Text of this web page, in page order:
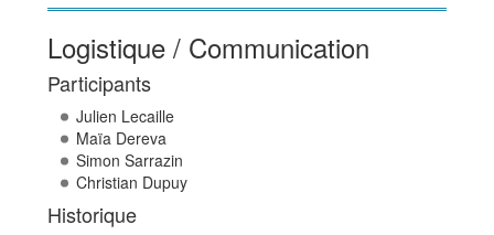
Logistique / Communication
Participants
Julien Lecaille
Maïa Dereva
Simon Sarrazin
Christian Dupuy
Historique